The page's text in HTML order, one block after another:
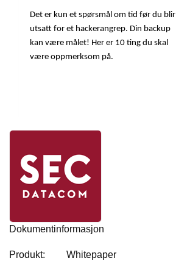
Det er kun et spørsmål om tid før du blir
utsatt for et hackerangrep. Din backup
kan være målet! Her er 10 ting du skal
være oppmerksom på.
Dokumentinformasjon
Produkt:
Whitepaper